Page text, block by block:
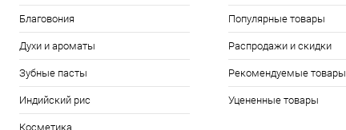
Благовония
Духи и ароматы
Зубные пасты
Индийский рис
Косметика
Популярные товары
Распродажи и скидки
Рекомендуемые товары
Уцененные товары